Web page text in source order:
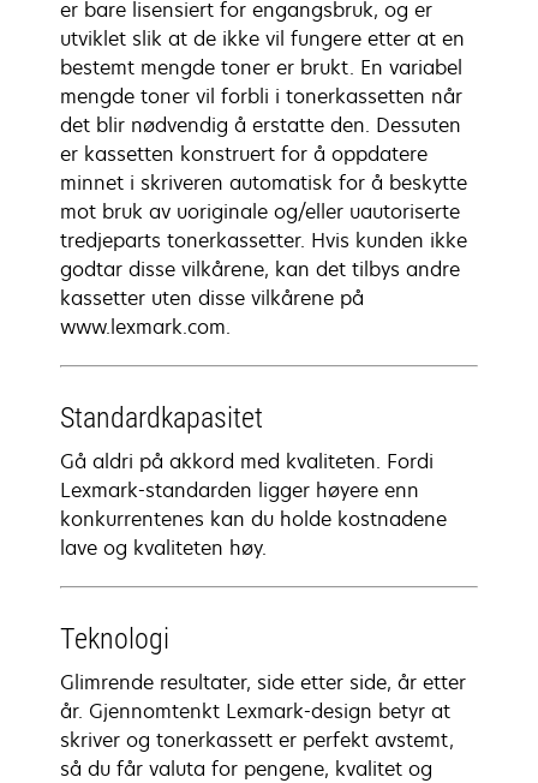
er bare lisensiert for engangsbruk, og er
utviklet slik at de ikke vil fungere etter at en
bestemt mengde toner er brukt. En variabel
mengde toner vil forbli i tonerkassetten når
det blir nødvendig å erstatte den. Dessuten
er kassetten konstruert for å oppdatere
minnet i skriveren automatisk for å beskytte
mot bruk av uoriginale og/eller uautoriserte
tredjeparts tonerkassetter. Hvis kunden ikke
godtar disse vilkårene, kan det tilbys andre
kassetter uten disse vilkårene på
www.lexmark.com.
Standardkapasitet
Gå aldri på akkord med kvaliteten. Fordi
Lexmark-standarden ligger høyere enn
konkurrentenes kan du holde kostnadene
lave og kvaliteten høy.
Teknologi
Glimrende resultater, side etter side, år etter
år. Gjennomtenkt Lexmark-design betyr at
skriver og tonerkassett er perfekt avstemt,
så du får valuta for pengene, kvalitet og